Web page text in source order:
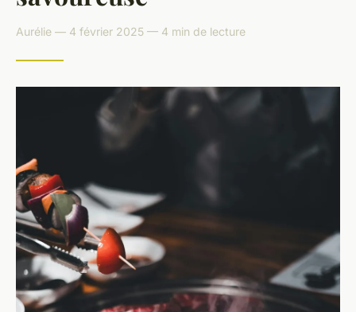
Aurélie — 4 février 2025 — 4 min de lecture